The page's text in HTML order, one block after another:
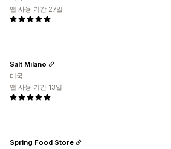
앱 사용 기간 27일
Salt Milano
미국
앱 사용 기간 13일
Spring Food Store